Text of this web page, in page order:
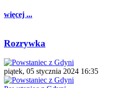
więcej ...
Rozrywka
piątek, 05 stycznia 2024 16:35